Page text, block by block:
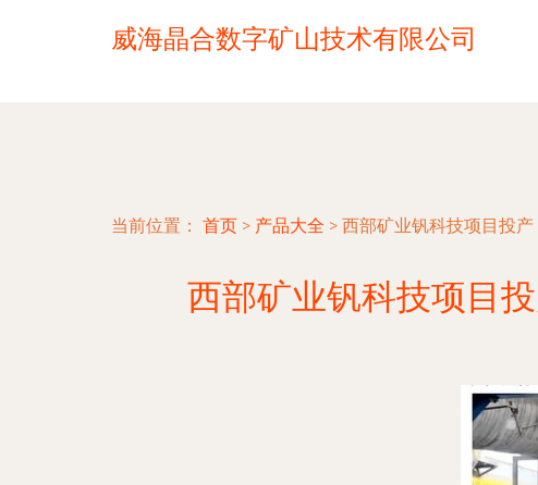
威海晶合数字矿山技术有限公司
当前位置： 首页 > 产品大全 > 西部矿业钒科技项目投
西部矿业钒科技项目